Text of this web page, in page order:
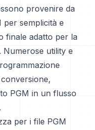
provenire da
semplicità e
finale adatto per la
utility e
PGM in un flusso
per i file PGM